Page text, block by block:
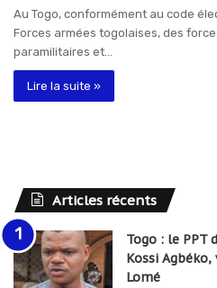
Au Togo, conformément au code
Forces armées togolaises, des
paramilitaires et…
Lire la suite »
Articles récents
Togo : le PPT
Kossi
Lomé